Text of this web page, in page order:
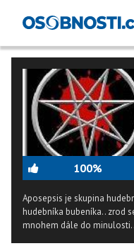
100%
Aposepsis je skupina
hudebníka bubeníka.. zrod
mnohem dále do